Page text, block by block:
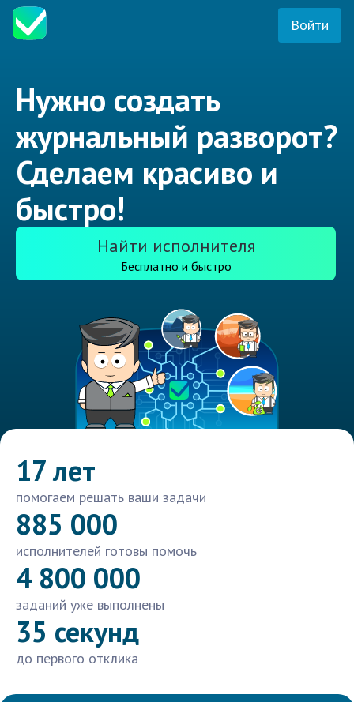
Войти
Нужно создать
журнальный разворот?
Сделаем красиво и
быстро!
Найти исполнителя
Бесплатно и быстро
17 лет
помогаем решать ваши задачи
885 000
исполнителей готовы помочь
4 800 000
заданий уже выполнены
35 секунд
до первого отклика